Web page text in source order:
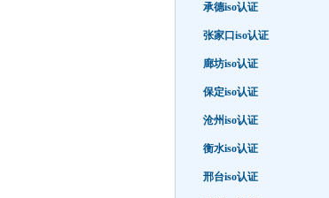
承德iso认证
张家口iso认证
廊坊iso认证
保定iso认证
沧州iso认证
衡水iso认证
邢台iso认证